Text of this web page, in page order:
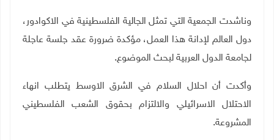
وناشدت الجمعية التي تمثل الجالية الفلسطينية في الاكوادور،
دول العالم لإدانة هذا العمل، مؤكدة ضرورة عقد جلسة عاجلة
لجامعة الدول العربية لبحث الموضوع.
وأكدت أن احلال السلام في الشرق الاوسط يتطلب انهاء
الاحتلال الاسرائيلي والالتزام بحقوق الشعب الفلسطيني
المشروعة.